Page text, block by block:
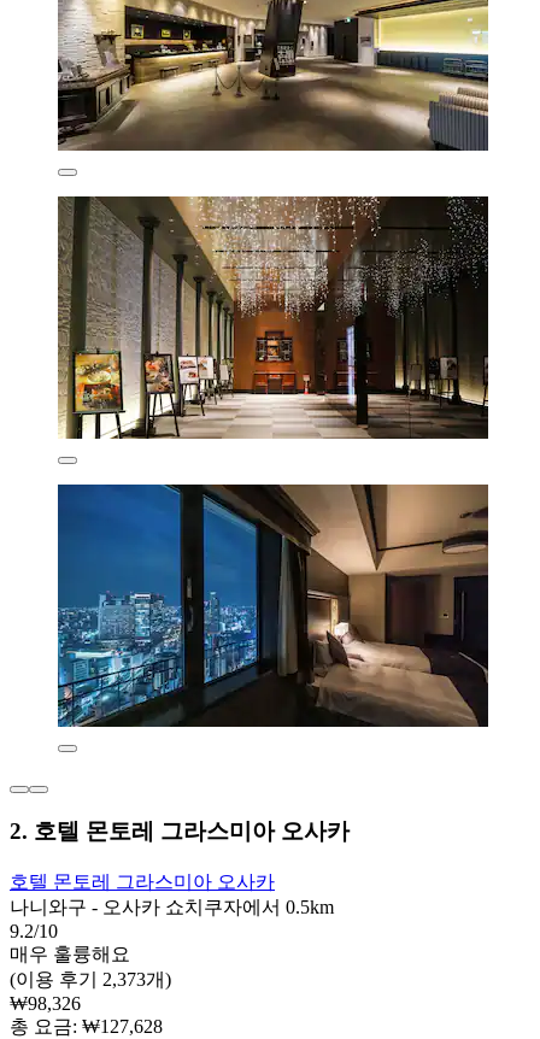
2. 호텔 몬토레 그라스미아 오사카
호텔 몬토레 그라스미아 오사카
나니와구 - 오사카 쇼치쿠자에서 0.5km
9.2/10
매우 훌륭해요
(이용 후기 2,373개)
₩98,326
총 요금: ₩127,628